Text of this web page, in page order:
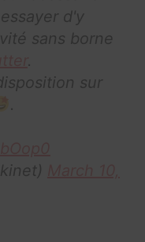
d'y
sans borne
.
sur
.